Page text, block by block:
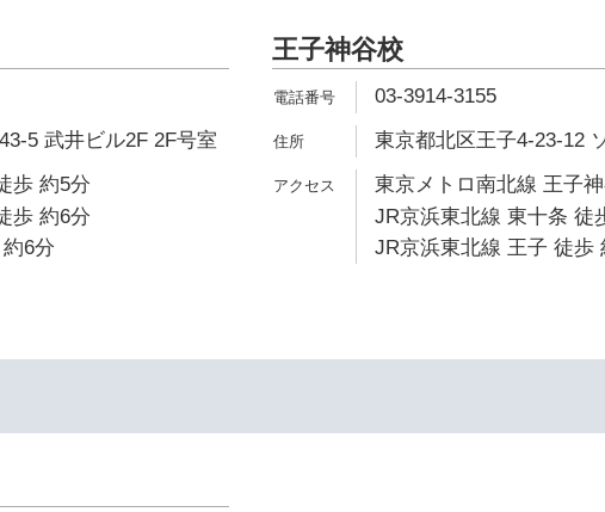
5 武井ビル2F 2F号室
歩 約5分
歩 約6分
6分
王子神谷校
03-3914-3155
東京都北区王子4-23-12
東京メトロ南北線 王子
JR京浜東北線 東十条 徒
JR京浜東北線 王子 徒歩